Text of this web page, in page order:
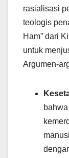
rasialisasi
teologis
Ham” dari
untuk
Argumen-